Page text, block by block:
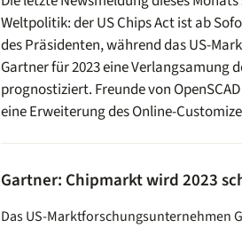
Weltpolitik: der US Chips Act ist ab
des Präsidenten, während das US-
Gartner für 2023 eine Verlangsamung
prognostiziert. Freunde von
eine Erweiterung des Online-
Gartner: Chipmarkt wird 2023
Das US-Marktforschungsunternehmen